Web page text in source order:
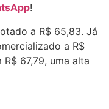
!
a R$ 65,83. Já
a R$
67,79, uma alta